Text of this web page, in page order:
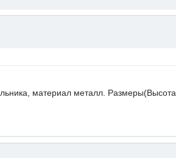
материал металл. Размеры(Высота